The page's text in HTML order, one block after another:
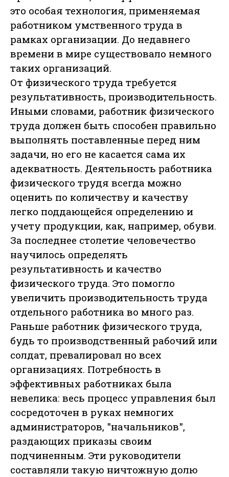
это особая технология, применяемая
работником умственного труда в
рамках организации. До недавнего
времени в мире существовало немного
таких организаций.
От физического труда требуется
результативность, производительность.
Иными словами, работник физического
труда должен быть способен правильно
выполнять поставленные перед ним
задачи, но его не касается сама их
адекватность. Деятельность работника
физического трудя всегда можно
оценить по количеству и качеству
легко поддающейся определению и
учету продукции, как, например, обуви.
За последнее столетие человечество
научилось определять
результативность и качество
физического труда. Это помогло
увеличить производительность труда
отдельного работника во много раз.
Раньше работник физического труда,
будь то производственный рабочий или
солдат, превалировал но всех
организациях. Потребность в
эффективных работниках была
невелика: весь процесс управления был
сосредоточен в руках немногих
администраторов, "начальников",
раздающих приказы своим
подчиненным. Эти руководители
составляли такую ничтожную долю